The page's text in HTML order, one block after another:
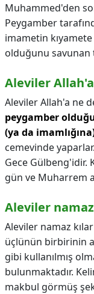
Muhammed'den
Peygamber
imametin
olduğunu savunan
Aleviler
Aleviler Allah'a ne
peygamber
(ya da
cemevinde
Gece Gülbeng'idir.
gün ve Muharrem
Aleviler namaz
Aleviler namaz kılar
üçlünün birbirinin
gibi kullanılmış
bulunmaktadır.
makbul görmüş